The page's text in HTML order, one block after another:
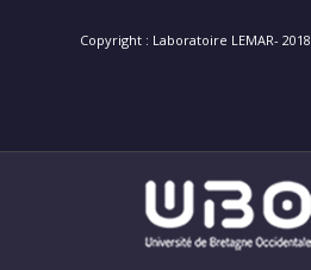
Copyright : Laboratoire LEMAR- 2018